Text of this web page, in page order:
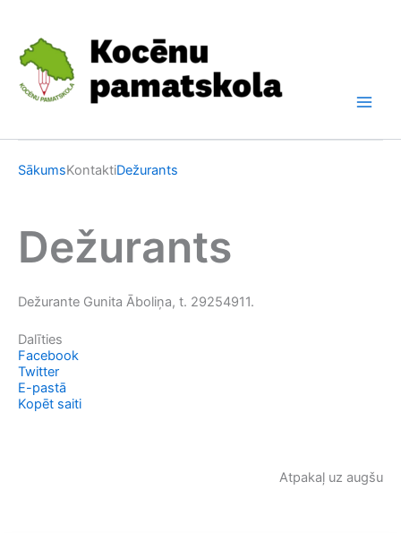
content
SākumsKontaktiDežurants
Dežurants
Dežurante Gunita Āboliņa, t. 29254911.
Dalīties
Facebook
Twitter
E-pastā
Kopēt saiti
Atpakaļ uz augšu